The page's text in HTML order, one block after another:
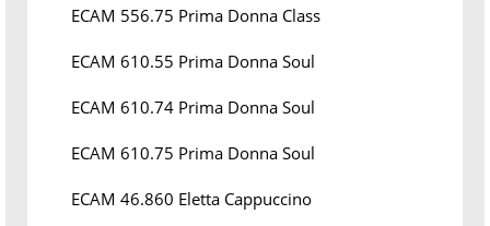
ECAM 556.75 Prima Donna Class
ECAM 610.55 Prima Donna Soul
ECAM 610.74 Prima Donna Soul
ECAM 610.75 Prima Donna Soul
ECAM 46.860 Eletta Cappuccino